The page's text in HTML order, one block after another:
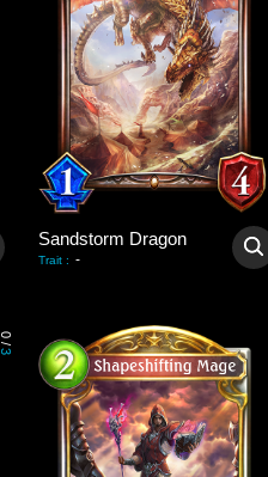
Sandstorm Dragon
Trait : -
0
/
3